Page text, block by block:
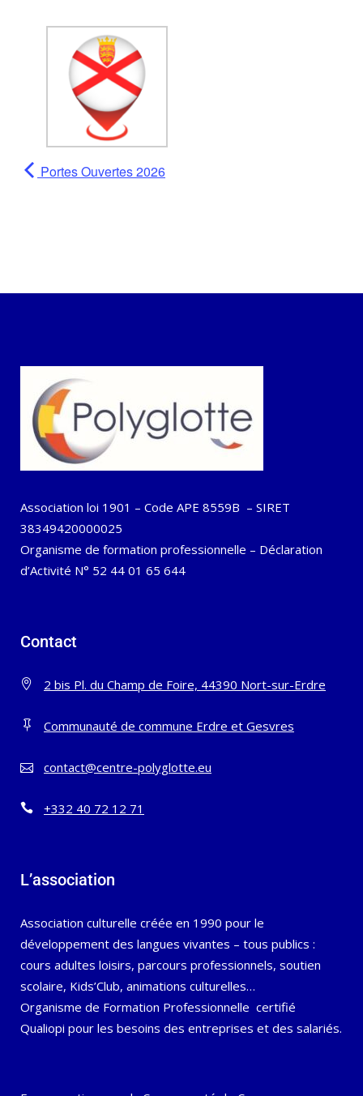
Portes Ouvertes 2026
Association loi 1901 – Code APE 8559B – SIRET
38349420000025
Organisme de formation professionnelle – Déclaration
d’Activité N° 52 44 01 65 644
Contact
2 bis Pl. du Champ de Foire, 44390 Nort-sur-Erdre
Communauté de commune Erdre et Gesvres
contact@centre-polyglotte.eu
+332 40 72 12 71
L’association
Association culturelle créée en 1990 pour le
développement des langues vivantes – tous publics :
cours adultes loisirs, parcours professionnels, soutien
scolaire, Kids’Club, animations culturelles…
Organisme de Formation Professionnelle certifié
Qualiopi pour les besoins des entreprises et des salariés.